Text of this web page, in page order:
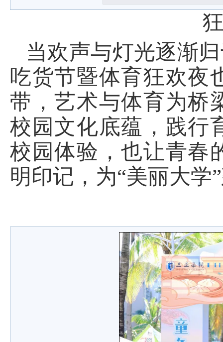
当欢声与灯光逐渐
吃货节暨体育狂欢夜
带，艺术与体育为桥
校园文化底蕴，践行
校园体验，也让青春
明印记，为“美丽大学